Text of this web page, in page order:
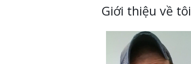
Giới thiệu về tôi